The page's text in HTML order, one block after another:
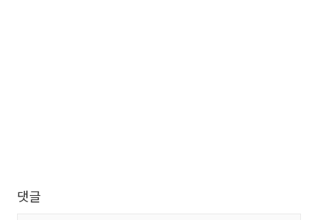
댓글